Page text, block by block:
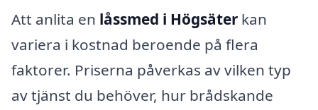
Att anlita en låssmed i Högsäter kan
variera i kostnad beroende på flera
faktorer. Priserna påverkas av vilken typ
av tjänst du behöver, hur brådskande